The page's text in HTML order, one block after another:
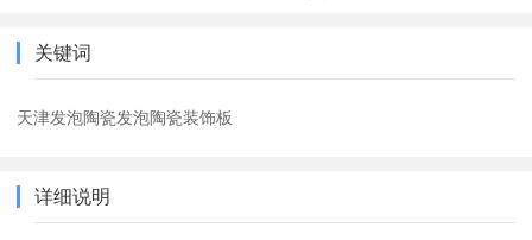
关键词
天津发泡陶瓷发泡陶瓷装饰板
详细说明